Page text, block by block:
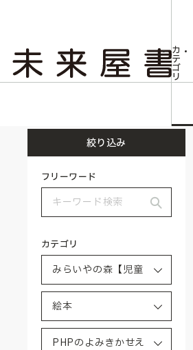
カ
テ
ゴ
リ
絞り込み
フリーワード
カテゴリ